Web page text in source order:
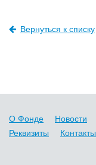
Вернуться к списку
О Фонде Новости
Реквизиты
Контакты